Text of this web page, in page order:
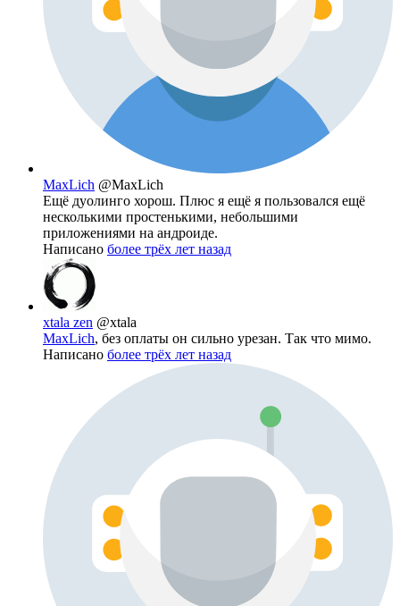
MaxLich @MaxLich
Ещё дуолинго хорош. Плюс я ещё я пользовался ещё
несколькими простенькими, небольшими
приложениями на андроиде.
Написано более трёх лет назад
xtala zen @xtala
MaxLich, без оплаты он сильно урезан. Так что мимо.
Написано более трёх лет назад